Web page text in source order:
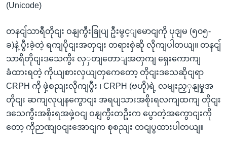
(Unicode)
တနငျ်သာရီတိုငျး ဝနျကွီးခြုပျ ဦးမွင့ျမောငျကို ပုဒျမ (၅၀၅-
ခ)နဲ့ ပွီးခဲ့တဲ့ ရကျပိုငျးအတှငျး တရားစှဲဆို လိုကျပါတယျ။ တနငျ်
သာရီတိုငျးဒသေကွီး လှှတျတောျအတှကျ ရှေးကောကျ
ခံထားရတဲ့ ကိုယျစားလှယျတှကေတော့ တိုငျးဒသေဆိုငျရာ
CRPH ကို ဖှဲ့စညျးလိုကျပွီး ၊ CRPH (ဗဟို)ရဲ့ လမျးညှှနျမှုအ
တိုငျး ဆကျလုပျနကွောငျး အရပျသားအစိုးရလကျထကျ တိုငျး
ဒသေကွီးအစိုးရအဖှဲ့ဝငျ ဝနျကွီးတဦးက ပွောတဲ့အကွောငျးကို
တော့ ကိုဉာဏျဝငျးအောငျက စုစညျး တငျပွထားပါတယျ။